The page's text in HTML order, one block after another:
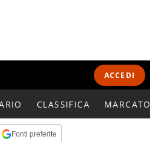
ACCEDI
CLASSIFICA
Fonti preferite